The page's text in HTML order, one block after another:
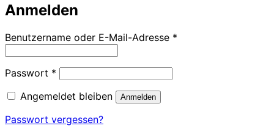
Anmelden
Benutzername oder E-Mail-Adresse *
Passwort * Erforderlich
Angemeldet bleiben
Anmelden
Passwort vergessen?